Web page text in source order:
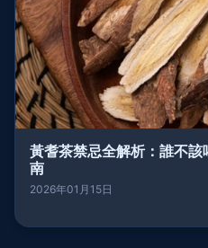
黃耆茶禁忌全解析：誰不
南
2026年01月15日